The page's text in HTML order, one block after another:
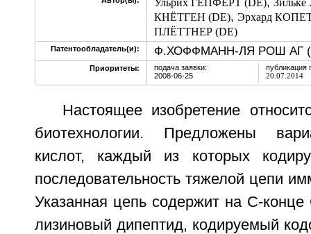
Ульрих ГЁПФЕРТ (DE)
КНЁТГЕН (DE), Эрхард
ПЛЁТТНЕР (DE)
Патентообладатель(и): Ф.ХОФФМАНН-ЛЯ РОШ АГ
Приоритеты:
подача заявки:
2008-06-25
публикация
20.07.2014
Настоящее изобретение
биотехнологии. Предложены
кислот, каждый из которых
последовательность тяжелой цепи
Указанная цепь содержит на С-
лизиновый дипептид, кодируемый